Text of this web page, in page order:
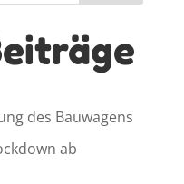
des Bauwagens
ab